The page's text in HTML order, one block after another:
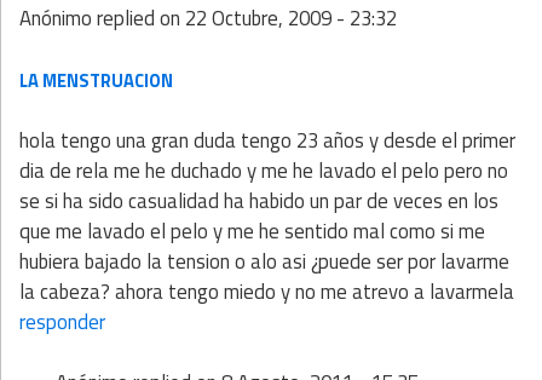
Anónimoreplied on 22 Octubre, 2009 - 23:32
LA MENSTRUACION
hola tengo una gran duda tengo 23 años y desde el primer
dia de rela me he duchado y me he lavado el pelo pero no
se si ha sido casualidad ha habido un par de veces en los
que me lavado el pelo y me he sentido mal como si me
hubiera bajado la tension o alo asi ¿puede ser por lavarme
la cabeza? ahora tengo miedo y no me atrevo a lavarmela
responder